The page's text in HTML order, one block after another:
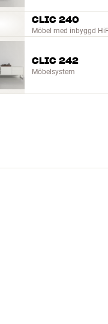
CLIC 240
Möbel med inbyggd
CLIC 242
Möbelsystem